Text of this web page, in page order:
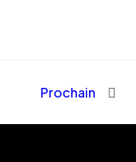
Prochain